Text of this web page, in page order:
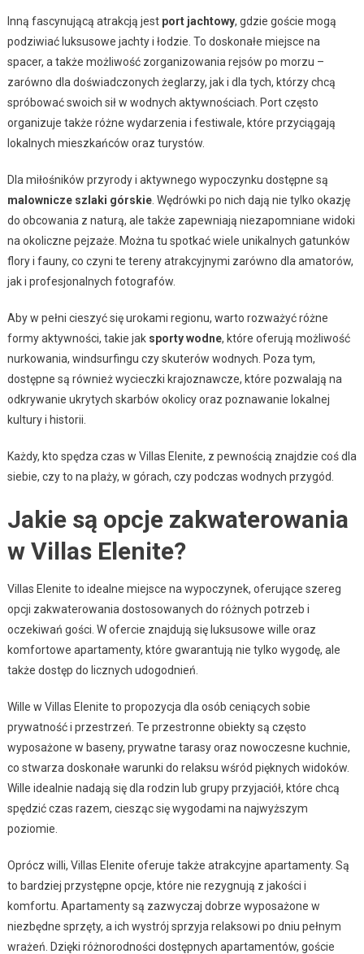
Inną fascynującą atrakcją jest port jachtowy, gdzie goście mogą
podziwiać luksusowe jachty i łodzie. To doskonałe miejsce na
spacer, a także możliwość zorganizowania rejsów po morzu –
zarówno dla doświadczonych żeglarzy, jak i dla tych, którzy chcą
spróbować swoich sił w wodnych aktywnościach. Port często
organizuje także różne wydarzenia i festiwale, które przyciągają
lokalnych mieszkańców oraz turystów.
Dla miłośników przyrody i aktywnego wypoczynku dostępne są
malownicze szlaki górskie. Wędrówki po nich dają nie tylko okazję
do obcowania z naturą, ale także zapewniają niezapomniane widoki
na okoliczne pejzaże. Można tu spotkać wiele unikalnych gatunków
flory i fauny, co czyni te tereny atrakcyjnymi zarówno dla amatorów,
jak i profesjonalnych fotografów.
Aby w pełni cieszyć się urokami regionu, warto rozważyć różne
formy aktywności, takie jak sporty wodne, które oferują możliwość
nurkowania, windsurfingu czy skuterów wodnych. Poza tym,
dostępne są również wycieczki krajoznawcze, które pozwalają na
odkrywanie ukrytych skarbów okolicy oraz poznawanie lokalnej
kultury i historii.
Każdy, kto spędza czas w Villas Elenite, z pewnością znajdzie coś dla
siebie, czy to na plaży, w górach, czy podczas wodnych przygód.
Jakie są opcje zakwaterowania
w Villas Elenite?
Villas Elenite to idealne miejsce na wypoczynek, oferujące szereg
opcji zakwaterowania dostosowanych do różnych potrzeb i
oczekiwań gości. W ofercie znajdują się luksusowe wille oraz
komfortowe apartamenty, które gwarantują nie tylko wygodę, ale
także dostęp do licznych udogodnień.
Wille w Villas Elenite to propozycja dla osób ceniących sobie
prywatność i przestrzeń. Te przestronne obiekty są często
wyposażone w baseny, prywatne tarasy oraz nowoczesne kuchnie,
co stwarza doskonałe warunki do relaksu wśród pięknych widoków.
Wille idealnie nadają się dla rodzin lub grupy przyjaciół, które chcą
spędzić czas razem, ciesząc się wygodami na najwyższym
poziomie.
Oprócz willi, Villas Elenite oferuje także atrakcyjne apartamenty. Są
to bardziej przystępne opcje, które nie rezygnują z jakości i
komfortu. Apartamenty są zazwyczaj dobrze wyposażone w
niezbędne sprzęty, a ich wystrój sprzyja relaksowi po dniu pełnym
wrażeń. Dzięki różnorodności dostępnych apartamentów, goście